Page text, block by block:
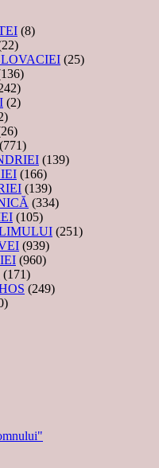
(8)
(25)
(2)
(771)
(139)
(166)
(139)
(334)
(105)
(251)
(939)
(960)
(171)
(249)